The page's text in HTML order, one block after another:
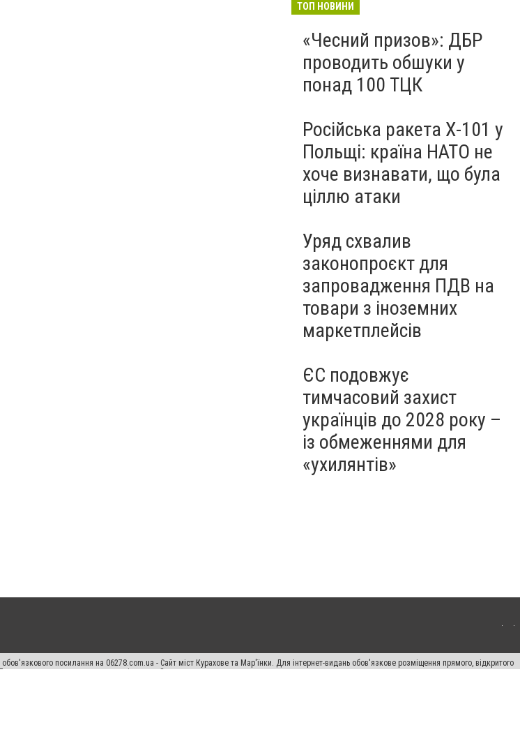
ТОП НОВИНИ
«Чесний призов»: ДБР
проводить обшуки у
понад 100 ТЦК
Російська ракета Х-101 у
Польщі: країна НАТО не
хоче визнавати, що була
ціллю атаки
Уряд схвалив
законопроєкт для
запровадження ПДВ на
товари з іноземних
маркетплейсів
ЄС подовжує
тимчасовий захист
українців до 2028 року –
із обмеженнями для
«ухилянтів»
посилання на 06278.com.ua - Сайт міст Курахове та Мар'їнки. Для інтернет-видань обов'язкове розміщення прямого, відкритого
виняткових прав переслідується Законом.